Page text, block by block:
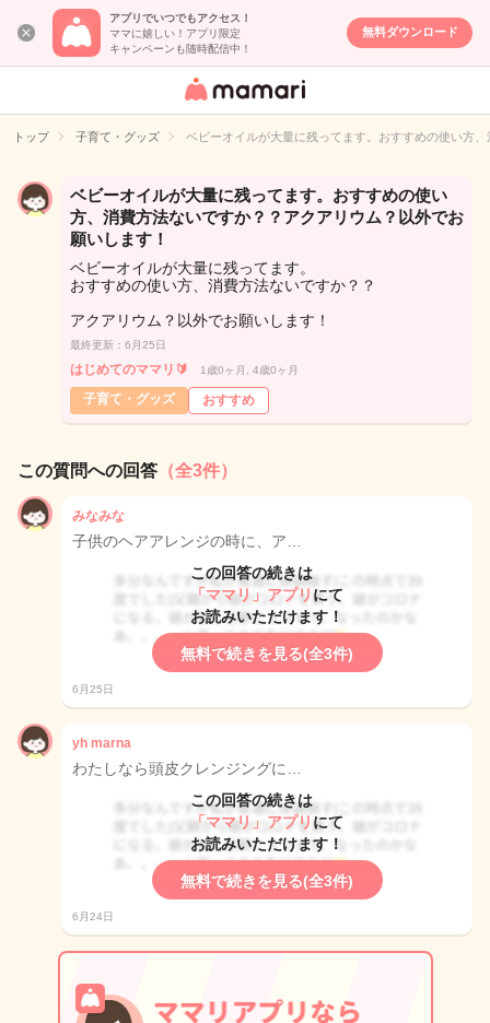
アプリでいつでもアクセス！
ママに嬉しい！アプリ限定
キャンペーンも随時配信中！
無料ダウンロード
女性専用匿名QA
イト
トップ 子育て・グッズ ベビーオイルが大量に残ってます。おすすめの使い方
ベビーオイルが大量に残ってます。おすすめの使い
方、消費方法ないですか？？アクアリウム？以外でお
願いします！
ベビーオイルが大量に残ってます。
おすすめの使い方、消費方法ないですか？？
アクアリウム？以外でお願いします！
最終更新：6月25日
はじめてのママリ🔰 1歳0ヶ月, 4歳0ヶ月
子育て・グッズ おすすめ
この質問への回答 （全3件）
みなみな
子供のヘアアレンジの時に、ア…
この回答の続きは
「ママリ」アプリ にて
お読みいただけます！
無料で続きを見る(全3件)
6月25日
yh marna
わたしなら頭皮クレンジングに…
この回答の続きは
「ママリ」アプリ にて
お読みいただけます！
無料で続きを見る(全3件)
6月24日